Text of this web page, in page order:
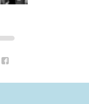
Facebook